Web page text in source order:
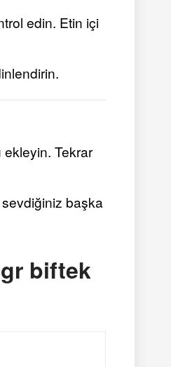
edin. Etin içi
Tekrar
başka
biftek